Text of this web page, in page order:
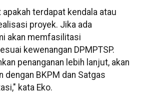
terdapat kendala atau
proyek. Jika ada
akan memfasilitasi
kewenangan DPMPTSP.
penanganan lebih lanjut, akan
dengan BKPM dan Satgas
kata Eko.